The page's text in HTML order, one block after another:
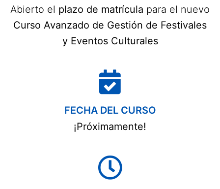
Abierto el plazo de matrícula para el nuevo
Curso Avanzado de Gestión de Festivales
y Eventos Culturales
FECHA DEL CURSO
¡Próximamente!